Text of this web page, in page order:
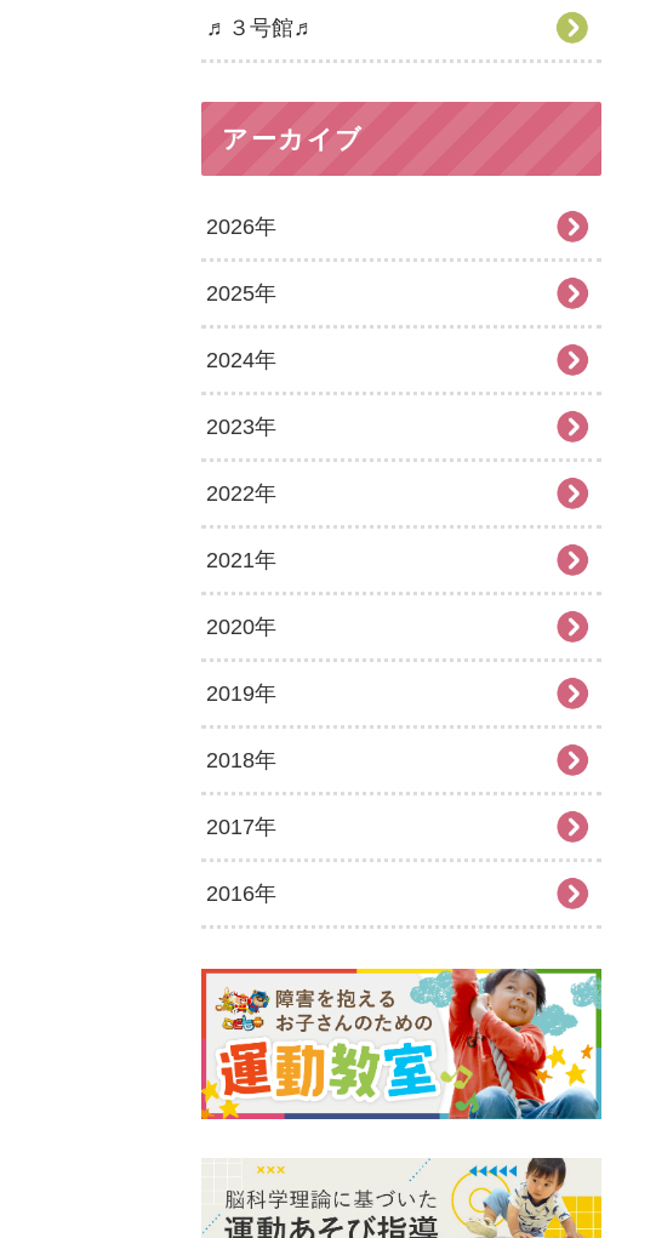
♬３号館♬
アーカイブ
2026年
2026年8月
2026年7月
2026年6月
2026年5月
2026年4月
2026年3月
2026年2月
2026年1月
2025年
2025年12月
2025年11月
2025年10月
2025年9月
2025年8月
2025年7月
2025年6月
2025年5月
2025年4月
2025年2月
2025年1月
2024年
2024年12月
2024年11月
2024年10月
2024年9月
2024年8月
2024年7月
2024年6月
2024年5月
2024年3月
2024年2月
2024年1月
2023年
2023年12月
2023年11月
2023年10月
2023年9月
2023年8月
2023年7月
2023年6月
2023年4月
2023年3月
2023年2月
2023年1月
2022年
2022年12月
2022年11月
2022年10月
2022年9月
2022年8月
2022年7月
2022年5月
2022年4月
2022年3月
2022年2月
2021年
2021年12月
2021年11月
2021年10月
2021年9月
2021年8月
2021年6月
2021年5月
2021年4月
2021年3月
2020年
2020年12月
2020年11月
2020年10月
2020年9月
2020年7月
2020年6月
2020年5月
2020年4月
2019年
2019年12月
2019年11月
2019年10月
2019年8月
2019年7月
2019年6月
2019年5月
2018年
2018年12月
2018年11月
2018年9月
2018年7月
2018年6月
2018年5月
2017年
2017年12月
2017年10月
2017年9月
2017年8月
2017年7月
2016年
2016年11月
2016年10月
2016年9月
2016年8月